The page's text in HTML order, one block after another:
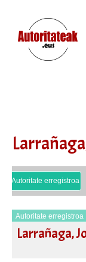
Autoritate erregistroa
Autoritate erregistroa
Larrañaga,